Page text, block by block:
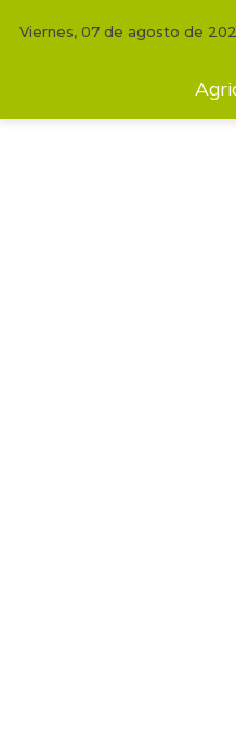
Llanos
Viernes, 07 de agosto de